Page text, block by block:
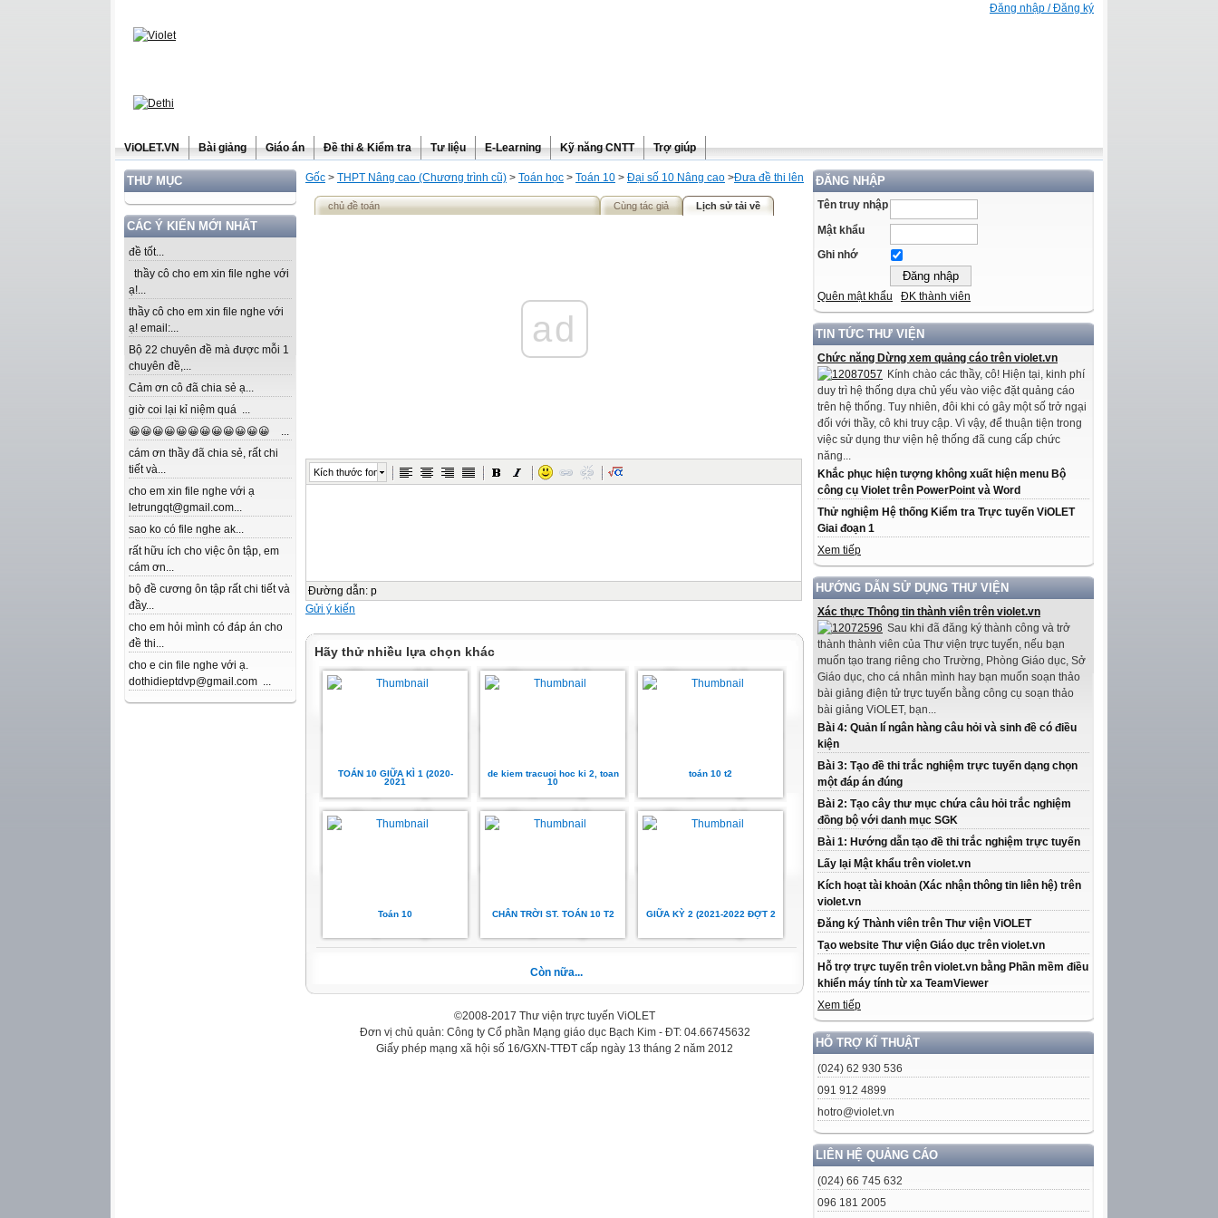
Đăng nhập / Đăng ký
ViOLET.VN Bài giảng Giáo án Đề thi & Kiểm tra Tư liệu E-Learning Kỹ năng CNTT Trợ giúp
THƯ MỤC
CÁC Ý KIẾN MỚI NHẤT
đề tốt...
thầy cô cho em xin file nghe với
ạ!...
thầy cô cho em xin file nghe với
ạ! email:...
Bộ 22 chuyên đề mà được mỗi 1
chuyên đề,...
Cảm ơn cô đã chia sẻ ạ...
giờ coi lại kỉ niệm quá ...
😀😀😀😀😀😀😀😀😀😀😀😀 ...
cám ơn thầy đã chia sẻ, rất chi
tiết và...
cho em xin file nghe với ạ
letrungqt@gmail.com...
sao ko có file nghe ak...
rất hữu ích cho việc ôn tập, em
cám ơn...
bộ đề cương ôn tập rất chi tiết và
đầy...
cho em hỏi mình có đáp án cho
đề thi...
cho e cin file nghe với ạ.
dothidieptdvp@gmail.com ...
ĐĂNG NHẬP
Tên truy nhập
Mật khẩu
Ghi nhớ
Quên mật khẩu ĐK thành viên
TIN TỨC THƯ VIỆN
Chức năng Dừng xem quảng cáo trên violet.vn
Kính chào các thầy, cô! Hiện tại, kinh phí
duy trì hệ thống dựa chủ yếu vào việc đặt quảng cáo
trên hệ thống. Tuy nhiên, đôi khi có gây một số trở ngại
đối với thầy, cô khi truy cập. Vì vậy, để thuận tiện trong
việc sử dụng thư viện hệ thống đã cung cấp chức
năng...
Khắc phục hiện tượng không xuất hiện menu Bộ
công cụ Violet trên PowerPoint và Word
Thử nghiệm Hệ thống Kiểm tra Trực tuyến ViOLET
Giai đoạn 1
Xem tiếp
HƯỚNG DẪN SỬ DỤNG THƯ VIỆN
Xác thực Thông tin thành viên trên violet.vn
Sau khi đã đăng ký thành công và trở
thành thành viên của Thư viện trực tuyến, nếu bạn
muốn tạo trang riêng cho Trường, Phòng Giáo dục, Sở
Giáo dục, cho cá nhân mình hay bạn muốn soạn thảo
bài giảng điện tử trực tuyến bằng công cụ soạn thảo
bài giảng ViOLET, bạn...
Bài 4: Quản lí ngân hàng câu hỏi và sinh đề có điều
kiện
Bài 3: Tạo đề thi trắc nghiệm trực tuyến dạng chọn
một đáp án đúng
Bài 2: Tạo cây thư mục chứa câu hỏi trắc nghiệm
đồng bộ với danh mục SGK
Bài 1: Hướng dẫn tạo đề thi trắc nghiệm trực tuyến
Lấy lại Mật khẩu trên violet.vn
Kích hoạt tài khoản (Xác nhận thông tin liên hệ) trên
violet.vn
Đăng ký Thành viên trên Thư viện ViOLET
Tạo website Thư viện Giáo dục trên violet.vn
Hỗ trợ trực tuyến trên violet.vn bằng Phần mềm điều
khiển máy tính từ xa TeamViewer
Xem tiếp
HỖ TRỢ KĨ THUẬT
(024) 62 930 536
091 912 4899
hotro@violet.vn
LIÊN HỆ QUẢNG CÁO
(024) 66 745 632
096 181 2005
Đưa đề thi lên
Gốc > THPT Nâng cao (Chương trình cũ) > Toán học > Toán 10 > Đại số 10 Nâng cao >
chủ đề toán Cùng tác giả Lịch sử tải về
ad
Kích thước font
Đường dẫn: p
Gửi ý kiến
Hãy thử nhiều lựa chọn khác
TOÁN 10 GIỮA KÌ 1 (2020-
2021
de kiem tracuoi hoc ki 2, toan
10
toán 10 t2
Toán 10 CHÂN TRỜI ST. TOÁN 10 T2 GIỮA KỲ 2 (2021-2022 ĐỢT 2
Còn nữa...
©2008-2017 Thư viện trực tuyến ViOLET
Đơn vị chủ quản: Công ty Cổ phần Mạng giáo dục Bạch Kim - ĐT: 04.66745632
Giấy phép mạng xã hội số 16/GXN-TTĐT cấp ngày 13 tháng 2 năm 2012